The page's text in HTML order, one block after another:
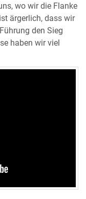
wo wir die Flanke
ärgerlich, dass wir
den Sieg
haben wir viel